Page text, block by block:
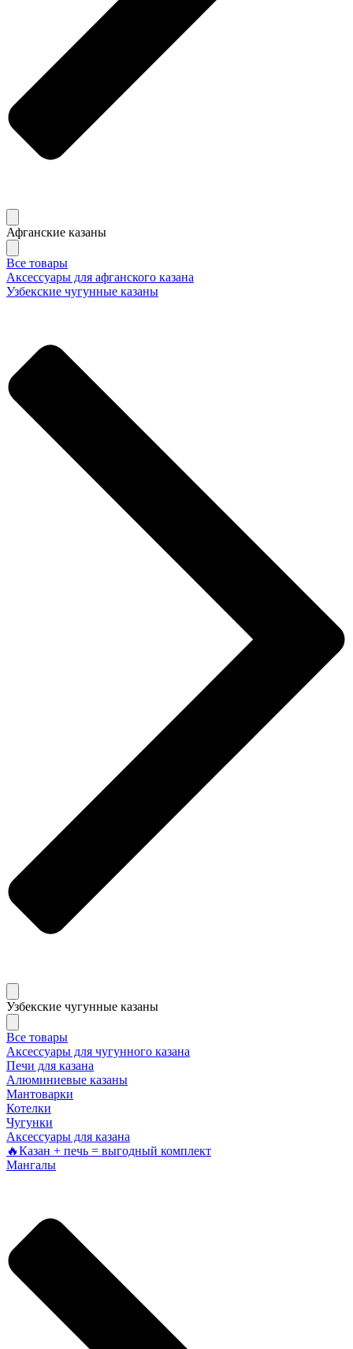
Афганские казаны
Все товары
Аксессуары для афганского казана
Узбекские чугунные казаны
Узбекские чугунные казаны
Все товары
Аксессуары для чугунного казана
Печи для казана
Алюминиевые казаны
Мантоварки
Котелки
Чугунки
Аксессуары для казана
🔥Казан + печь = выгодный комплект
Мангалы